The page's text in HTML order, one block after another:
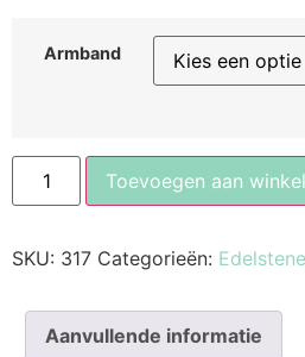
Armband
Toevoegen aan
SKU: 317 Categorieën:
Aanvullende informatie